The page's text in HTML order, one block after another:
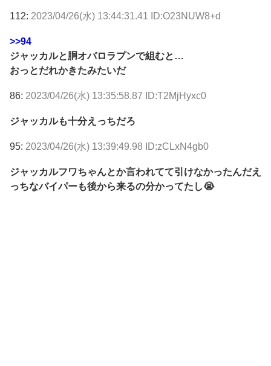
112: 2023/04/26(水) 13:44:31.41 ID:O23NUW8+d
>>94
ジャッカルと胴オバロラプンで組むと…
おっとだれかきたみたいだ
86: 2023/04/26(水) 13:35:58.87 ID:T2MjHyxc0
ジャッカルも十分えっちだろ
95: 2023/04/26(水) 13:39:49.98 ID:zCLxN4gb0
ジャッカルフワちゃんとか言われてて引けなかったんだえ
っちなバイパーも後から来るの分かってたし😭